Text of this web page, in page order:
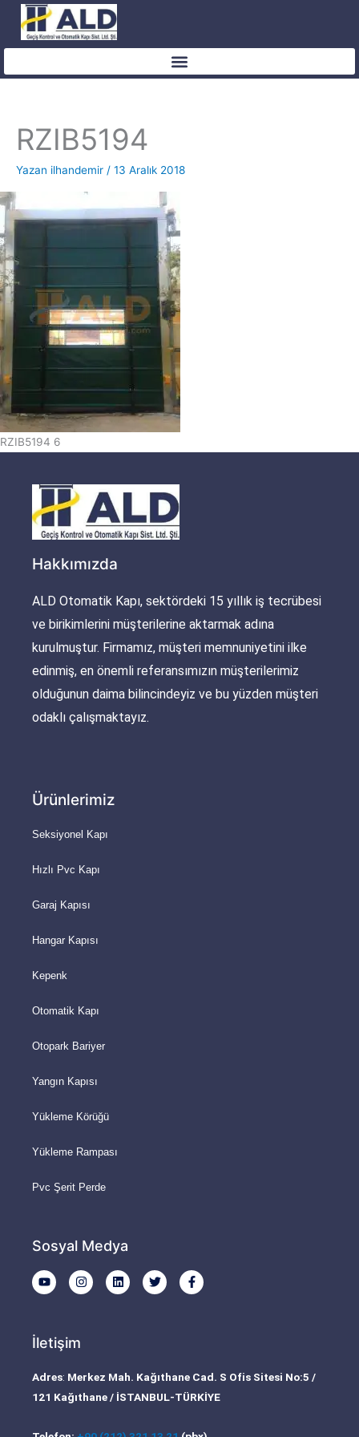
İçeriğe
RZIB5194
Yazan ilhandemir / 13 Aralık 2018
RZIB5194 6
Hakkımızda
ALD Otomatik Kapı, sektördeki 15 yıllık iş tecrübesi
ve birikimlerini müşterilerine aktarmak adına
kurulmuştur. Firmamız, müşteri memnuniyetini ilke
edinmiş, en önemli referansımızın müşterilerimiz
olduğunun daima bilincindeyiz ve bu yüzden müşteri
odaklı çalışmaktayız.
Ürünlerimiz
Seksiyonel Kapı
Hızlı Pvc Kapı
Garaj Kapısı
Hangar Kapısı
Kepenk
Otomatik Kapı
Otopark Bariyer
Yangın Kapısı
Yükleme Körüğü
Yükleme Rampası
Pvc Şerit Perde
Sosyal Medya
Y
o
u
b
e
I
n
s
r
m
L
i
n
T
w
i
F
a
c
-
f
İletişim
Adres: Merkez Mah. Kağıthane Cad. S Ofis Sitesi No:5 /
121 Kağıthane / İSTANBUL-TÜRKİYE